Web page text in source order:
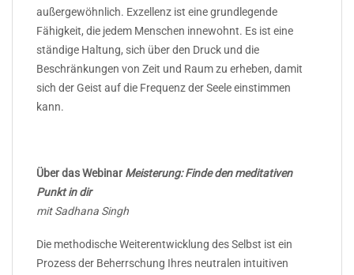
außergewöhnlich. Exzellenz ist eine grundlegende
Fähigkeit, die jedem Menschen innewohnt. Es ist eine
ständige Haltung, sich über den Druck und die
Beschränkungen von Zeit und Raum zu erheben, damit
sich der Geist auf die Frequenz der Seele einstimmen
kann.
Über das Webinar Meisterung: Finde den meditativen
Punkt in dir
mit Sadhana Singh
Die methodische Weiterentwicklung des Selbst ist ein
Prozess der Beherrschung Ihres neutralen intuitiven